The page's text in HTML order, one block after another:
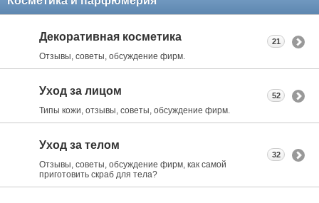
Декоративная косметика
Отзывы, советы, обсуждение фирм.
21
Уход за лицом
Типы кожи, отзывы, советы, обсуждение фирм.
52
Уход за телом
Отзывы, советы, обсуждение фирм, как самой
приготовить скраб для тела?
32